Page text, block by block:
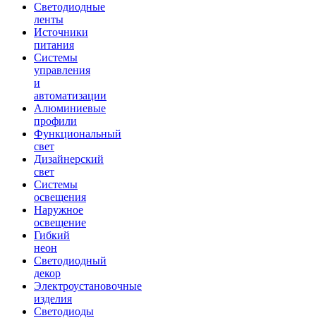
Светодиодные
ленты
Источники
питания
Системы
управления
и
автоматизации
Алюминиевые
профили
Функциональный
свет
Дизайнерский
свет
Системы
освещения
Наружное
освещение
Гибкий
неон
Светодиодный
декор
Электроустановочные
изделия
Светодиоды